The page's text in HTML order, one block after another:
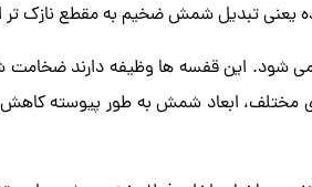
یعنی تبدیل شمش ضخیم به مقطع نازک تر
شود. این قفسه ها وظیفه دارند
مختلف، ابعاد شمش به طور پیوسته